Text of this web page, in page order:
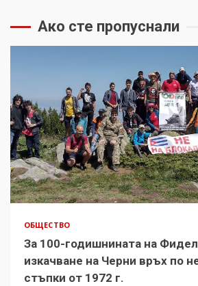
Ако сте пропуснали
ОБЩЕСТВО
За 100-годишнината на
изкачване на Черни връх по
стъпки от 1972 г.